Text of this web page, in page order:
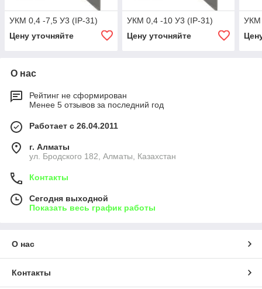
УКМ 0,4 -7,5 У3 (IP-31)
Цену уточняйте
УКМ 0,4 -10 У3 (IP-31)
Цену уточняйте
УКМ
О нас
Рейтинг не сформирован
Менее 5 отзывов за последний год
Работает с 26.04.2011
г. Алматы
ул. Бродского 182, Алматы, Казахстан
Контакты
Сегодня выходной
Показать весь график работы
О нас
Контакты